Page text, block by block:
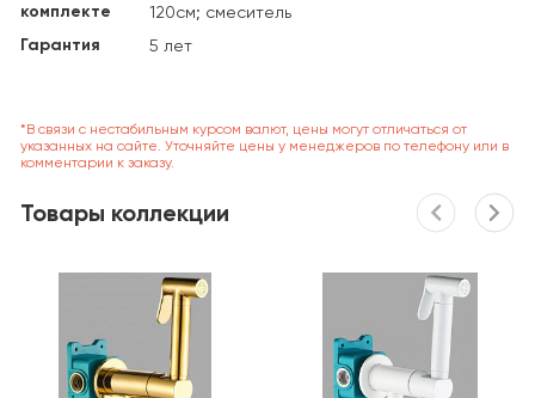
комплекте
120см; смеситель
Гарантия 5 лет
*В связи с нестабильным курсом валют, цены могут отличаться от
указанных на сайте. Уточняйте цены у менеджеров по телефону или в
комментарии к заказу.
Товары коллекции